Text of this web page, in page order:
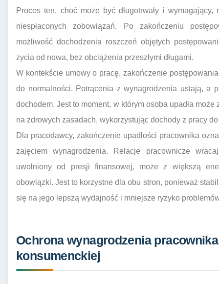
Proces ten, choć może być długotrwały i
niespłaconych zobowiązań. Po zakończeniu
możliwość dochodzenia roszczeń objętych
życia od nowa, bez obciążenia przeszłymi długami.
W kontekście umowy o pracę, zakończenie
do normalności. Potrącenia z wynagrodzenia ustają, a
dochodem. Jest to moment, w którym osoba upadła
na zdrowych zasadach, wykorzystując dochody z pracy
Dla pracodawcy, zakończenie upadłości pracownika
zajęciem wynagrodzenia. Relacje pracownicze
uwolniony od presji finansowej, może z większą
obowiązki. Jest to korzystne dla obu stron, ponieważ
się na jego lepszą wydajność i mniejsze ryzyko
Ochrona wynagrodzenia
konsumenckiej